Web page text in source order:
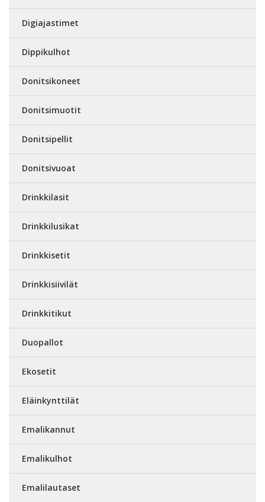
Digiajastimet
Dippikulhot
Donitsikoneet
Donitsimuotit
Donitsipellit
Donitsivuoat
Drinkkilasit
Drinkkilusikat
Drinkkisetit
Drinkkisiivilät
Drinkkitikut
Duopallot
Ekosetit
Eläinkynttilät
Emalikannut
Emalikulhot
Emalilautaset